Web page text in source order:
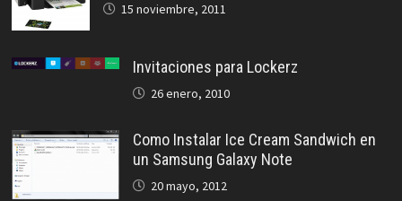
15 noviembre, 2011
Invitaciones para Lockerz
26 enero, 2010
Como Instalar Ice Cream Sandwich en
un Samsung Galaxy Note
20 mayo, 2012